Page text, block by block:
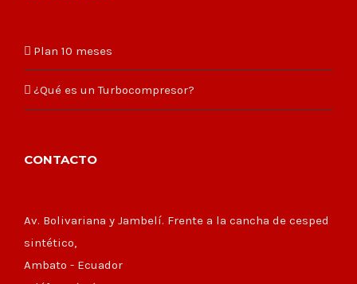
Plan 10 meses
¿Qué es un Turbocompresor?
CONTACTO
Av. Bolivariana y Jambelí. Frente a la cancha de cesped
sintético,
Ambato - Ecuador